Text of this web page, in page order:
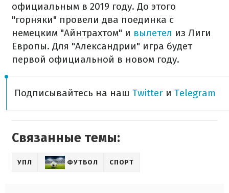
официальным в 2019 году. До этого
"горняки" провели два поединка с
немецким "Айнтрахтом" и вылетел из Лиги
Европы. Для "Александрии" игра будет
первой официальной в новом году.
Подписывайтесь на наш Twitter и Telegram
Связанные темы:
УПЛ ФУТБОЛ СПОРТ